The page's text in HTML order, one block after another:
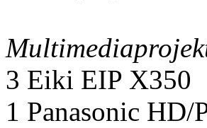
3 Eiki EIP X350
1 Panasonic HD/